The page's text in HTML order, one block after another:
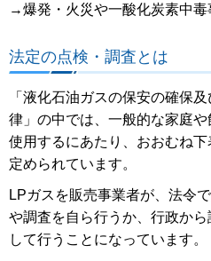
→爆発・火災や一酸化炭素中毒
法定の点検・調査とは
「液化石油ガスの保安の確保
律」の中では、一般的な家庭
使用するにあたり、おおむね
定められています。
LPガスを販売事業者が、法令
や調査を自ら行うか、行政か
して行うことになっています。